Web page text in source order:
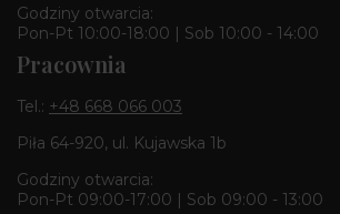
Godziny otwarcia:
Pon-Pt 10:00-18:00 | Sob 10:00 - 14:00
Pracownia
Tel.: +48 668 066 003
Piła 64-920, ul. Kujawska 1b
Godziny otwarcia:
Pon-Pt 09:00-17:00 | Sob 09:00 - 13:00